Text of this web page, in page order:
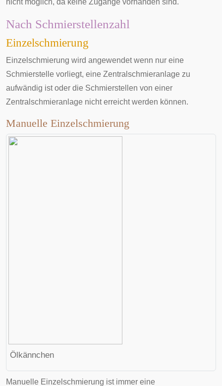
nicht möglich, da keine Zugänge vorhanden sind.
Nach Schmierstellenzahl
Einzelschmierung
Einzelschmierung wird angewendet wenn nur eine
Schmierstelle vorliegt, eine Zentralschmieranlage zu
aufwändig ist oder die Schmierstellen von einer
Zentralschmieranlage nicht erreicht werden können.
Manuelle Einzelschmierung
Ölkännchen
Manuelle Einzelschmierung ist immer eine